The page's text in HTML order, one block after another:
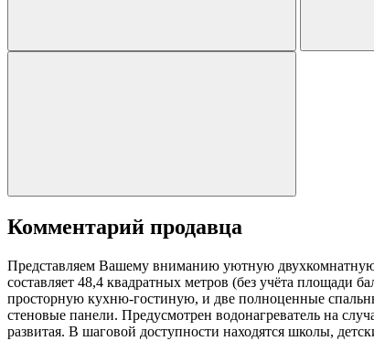
Комментарий продавца
Представляем Вашему вниманию уютную
составляет 48,4 квадратных метров (без учёта площади
просторную кухню-гостиную, и две полноценные
стеновые панели. Предусмотрен водонагреватель на
развитая. В шаговой доступности находятся школы,